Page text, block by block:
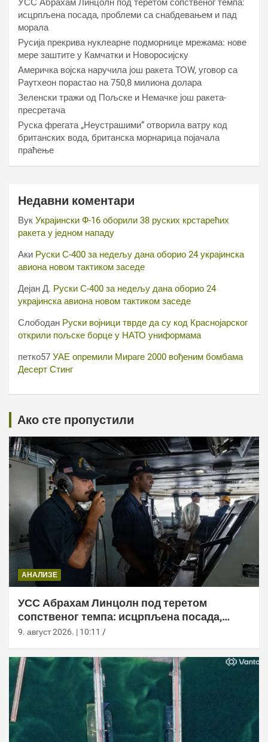
УСС Абрахам Линцолн под теретом сопственог темпа:
исцрпљена посада, проблеми са снабдевањем и пад
морала
Русија прекрива нуклеарне подморнице мрежама: нове
мере заштите у Камчатки и Новоросијску
Америчка војска наручила још ракета ТОW, уговор са
Раyтхеон порастао на 750,8 милиона долара
Зеленски тражи од Пољске и Немачке још ракета-
пресретача
Руска фрегата „Неустрашими“ отворила ватру код
британских вода, британска морнарица појачала
праћење
Недавни коментари
Вук Украјински Ф-16 оборили 38 руских крстарећих
ракета у једном нападу
Аки Руски С-400 за недељу дана оборио 24 украјинска
авиона новом тактиком заседе
Дејан Д. Руски С-400 за недељу дана оборио 24
украјинска авиона новом тактиком заседе
Слободан Руски војници тврде да су код Краснојарског
открили пољске борце у НАТО униформама
петко57 УАЕ опремили Мираге 2000 вођеним бомбама
Десерт Стинг
Ако сте пропустили
АНАЛИЗЕ
УСС Абрахам Линцолн под теретом
сопственог темпа: исцрпљена посада,
проблеми са снабдевањем и пад морала
9. август 2026. | 10:11